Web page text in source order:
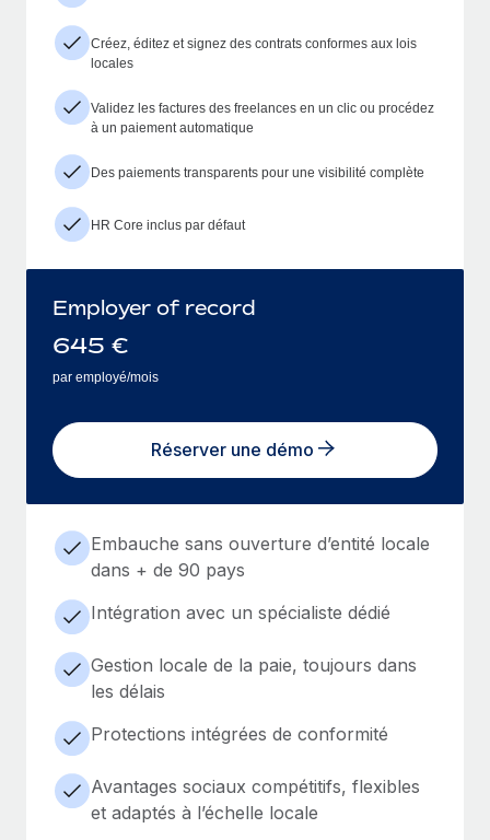
Créez, éditez et signez des contrats conformes aux lois
locales
Validez les factures des freelances en un clic ou procédez
à un paiement automatique
Des paiements transparents pour une visibilité complète
HR Core inclus par défaut
Employer of record
645 €
par employé/mois
Réserver une démo
Embauche sans ouverture d’entité locale
dans + de 90 pays
Intégration avec un spécialiste dédié
Gestion locale de la paie, toujours dans
les délais
Protections intégrées de conformité
Avantages sociaux compétitifs, flexibles
et adaptés à l’échelle locale